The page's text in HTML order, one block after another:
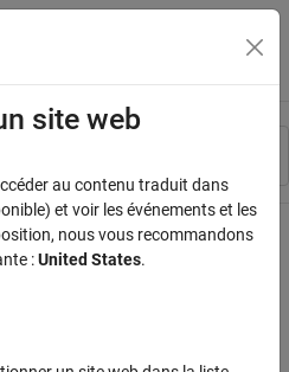
l'affichage du menu
site web
au contenu traduit dans
et voir les événements et les
nous vous recommandons
:United States.